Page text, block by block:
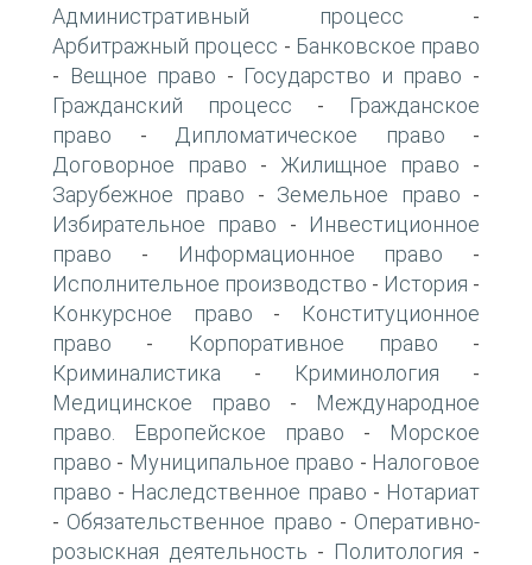
Административный процесс -
Арбитражный процесс - Банковское право
- Вещное право - Государство и право -
Гражданский процесс -
Гражданское
право - Дипломатическое право -
Договорное право - Жилищное право -
Зарубежное право - Земельное право -
Избирательное право -
Инвестиционное
право - Информационное право -
Исполнительное производство - История -
Конкурсное право -
Конституционное
право - Корпоративное право -
Криминалистика - Криминология -
Медицинское право -
Международное
право. Европейское право -
Морское
право - Муниципальное право - Налоговое
право - Наследственное право - Нотариат
- Обязательственное право - Оперативно-
розыскная деятельность - Политология -